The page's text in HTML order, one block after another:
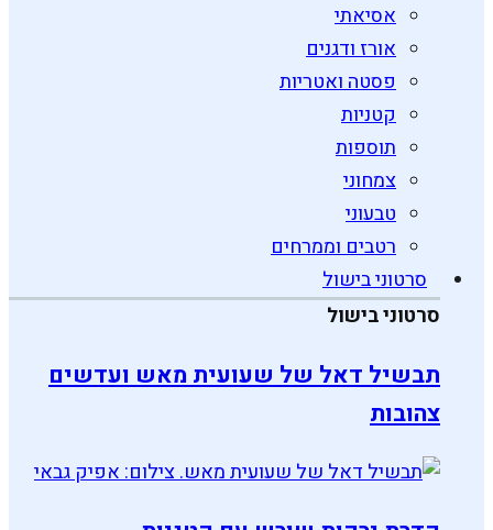
אסיאתי
אורז ודגנים
פסטה ואטריות
קטניות
תוספות
צמחוני
טבעוני
רטבים וממרחים
סרטוני בישול
סרטוני בישול
תבשיל דאל של שעועית מאש ועדשים
צהובות